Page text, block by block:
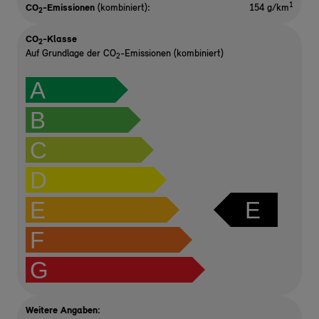
CO2-Emissionen (kombiniert): 154 g/km1
CO2-Klasse
Auf Grundlage der CO2-Emissionen (kombiniert)
A
B
C
D
E
F
G
E
Weitere Angaben: